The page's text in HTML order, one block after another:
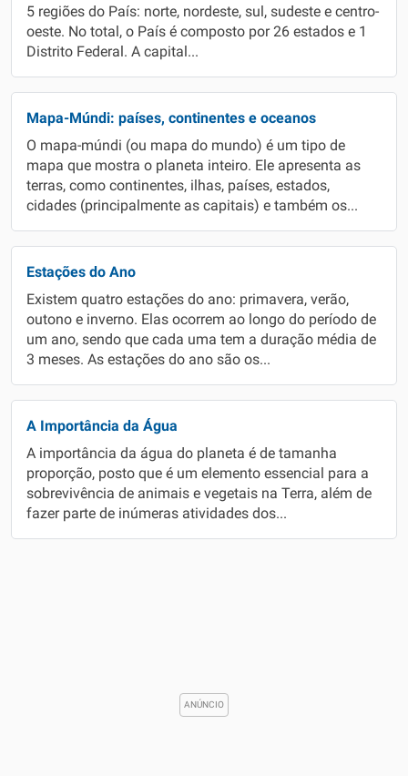
5 regiões do País: norte, nordeste, sul, sudeste e centro-
oeste. No total, o País é composto por 26 estados e 1
Distrito Federal. A capital...
Mapa-Múndi: países, continentes e oceanos
O mapa-múndi (ou mapa do mundo) é um tipo de
mapa que mostra o planeta inteiro. Ele apresenta as
terras, como continentes, ilhas, países, estados,
cidades (principalmente as capitais) e também os...
Estações do Ano
Existem quatro estações do ano: primavera, verão,
outono e inverno. Elas ocorrem ao longo do período de
um ano, sendo que cada uma tem a duração média de
3 meses. As estações do ano são os...
A Importância da Água
A importância da água do planeta é de tamanha
proporção, posto que é um elemento essencial para a
sobrevivência de animais e vegetais na Terra, além de
fazer parte de inúmeras atividades dos...